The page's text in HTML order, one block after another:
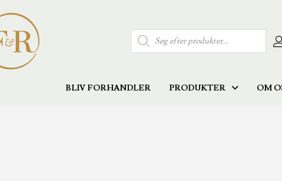
Products
search
BLIV FORHANDLER PRODUKTER OM